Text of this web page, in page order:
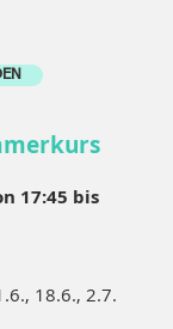
17:45 bis
18.6., 2.7.